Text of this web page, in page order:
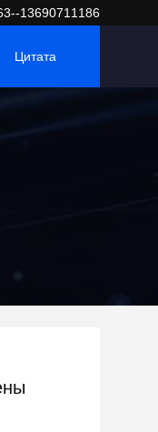
13690711186
Цитата